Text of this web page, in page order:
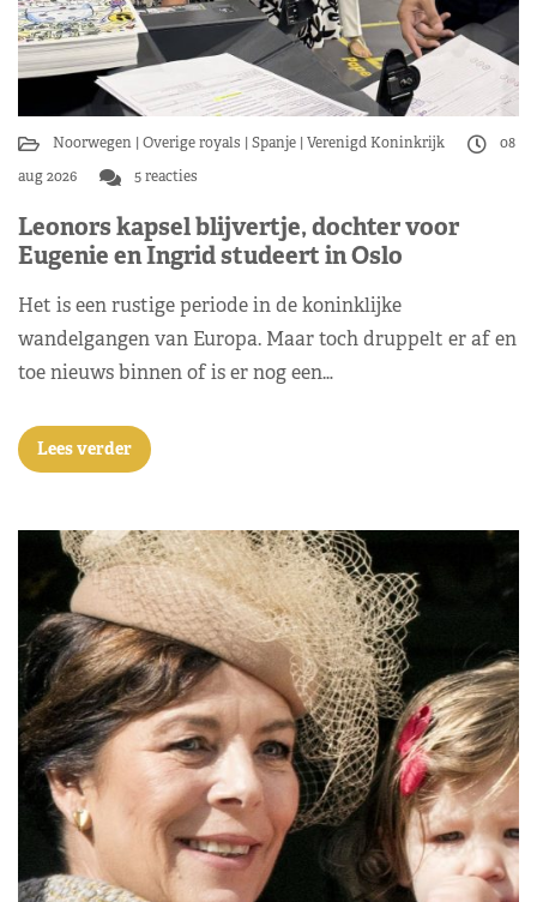
Noorwegen Overige royals Spanje Verenigd Koninkrijk
08
aug 2026
5 reacties
Leonors kapsel blijvertje, dochter voor
Eugenie en Ingrid studeert in Oslo
Het is een rustige periode in de koninklijke
wandelgangen van Europa. Maar toch druppelt er af en
toe nieuws binnen of is er nog een…
Lees verder